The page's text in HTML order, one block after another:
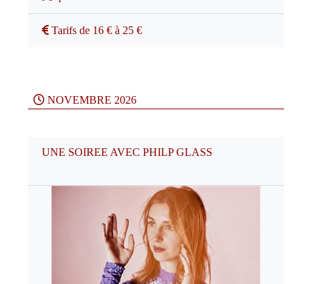
Tarifs de 16 € à 25 €
NOVEMBRE 2026
UNE SOIREE AVEC PHILP GLASS